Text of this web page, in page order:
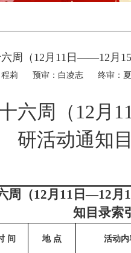
六周（12月11日——12月
莉 预审：白凌志 终审：
六周（ 12月 11
研活动通知
周（12月 11 日—12月
知目录索引
间 地 点 活动内